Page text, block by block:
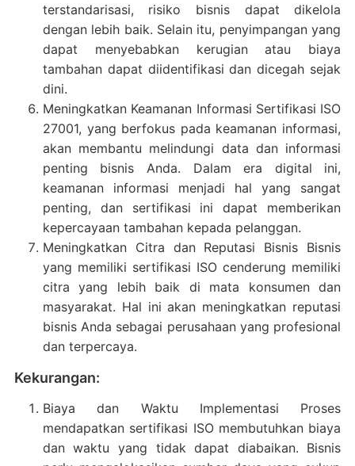
terstandarisasi, risiko bisnis dapat dikelola
dengan lebih baik. Selain itu, penyimpangan yang
dapat menyebabkan kerugian atau biaya
tambahan dapat diidentifikasi dan dicegah sejak
dini.
Meningkatkan Keamanan Informasi Sertifikasi ISO
27001, yang berfokus pada keamanan informasi,
akan membantu melindungi data dan informasi
penting bisnis Anda. Dalam era digital ini,
keamanan informasi menjadi hal yang sangat
penting, dan sertifikasi ini dapat memberikan
kepercayaan tambahan kepada pelanggan.
Meningkatkan Citra dan Reputasi Bisnis Bisnis
yang memiliki sertifikasi ISO cenderung memiliki
citra yang lebih baik di mata konsumen dan
masyarakat. Hal ini akan meningkatkan reputasi
bisnis Anda sebagai perusahaan yang profesional
dan terpercaya.
Kekurangan:
Biaya dan Waktu Implementasi Proses
mendapatkan sertifikasi ISO membutuhkan biaya
dan waktu yang tidak dapat diabaikan. Bisnis